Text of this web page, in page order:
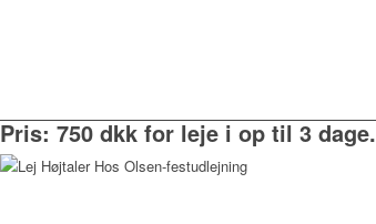
Pris: 750 dkk for leje i op til 3 dage.